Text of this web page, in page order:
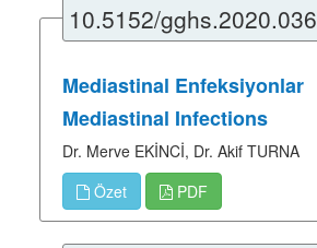
10.5152/gghs.2020.036
Mediastinal Enfeksiyonlar
Mediastinal Infections
Dr. Merve EKİNCİ, Dr. Akif TURNA
Özet
PDF